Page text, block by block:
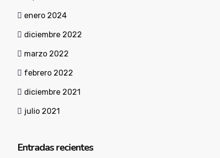
enero 2024
diciembre 2022
marzo 2022
febrero 2022
diciembre 2021
julio 2021
Entradas recientes